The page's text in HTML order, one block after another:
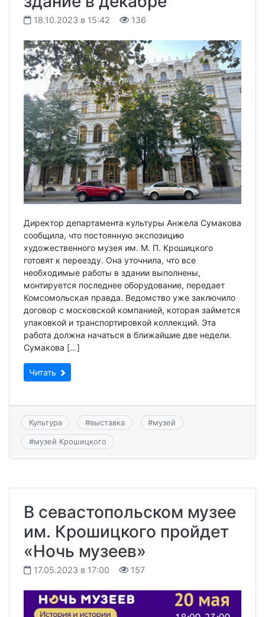
18.10.2023 в 15:42 136
Директор департамента культуры Анжела Сумакова
сообщила, что постоянную экспозицию
художественного музея им. М. П. Крошицкого
готовят к переезду. Она уточнила, что все
необходимые работы в здании выполнены,
монтируется последнее оборудование, передает
Комсомольская правда. Ведомство уже заключило
договор с московской компанией, которая займется
упаковкой и транспортировкой коллекций. Эта
работа должна начаться в ближайшие две недели.
Сумакова […]
Читать
Культура #выставка #музей
#музей Крошицкого
В севастопольском музее
им. Крошицкого пройдет
«Ночь музеев»
17.05.2023 в 17:00 157